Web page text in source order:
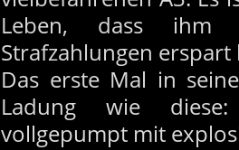
Leben, dass ihm
Strafzahlungen erspart
Das erste Mal in
Ladung wie diese:
vollgepumpt mit